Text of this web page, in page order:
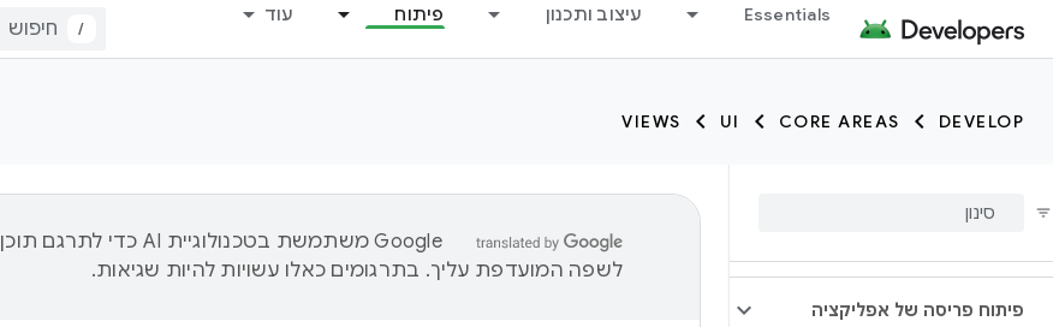
Essentials עיצוב ותכנון פיתוח עוד
/
DEVELOP
CORE AREAS
UI
VIEWS
פיתוח פריסה של אפליקציה
‫Google משתמשת בטכנולוגיית AI כדי לתרגם תוכן
לשפה המועדפת עליך. בתרגומים כאלו עשויות להיות שגיאות.